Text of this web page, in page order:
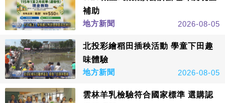
補助
地方新聞
2026-08-05
北投彩繪稻田插秧活動 學童下田趣
味體驗
地方新聞
2026-08-05
雲林羊乳檢驗符合國家標準 選購認